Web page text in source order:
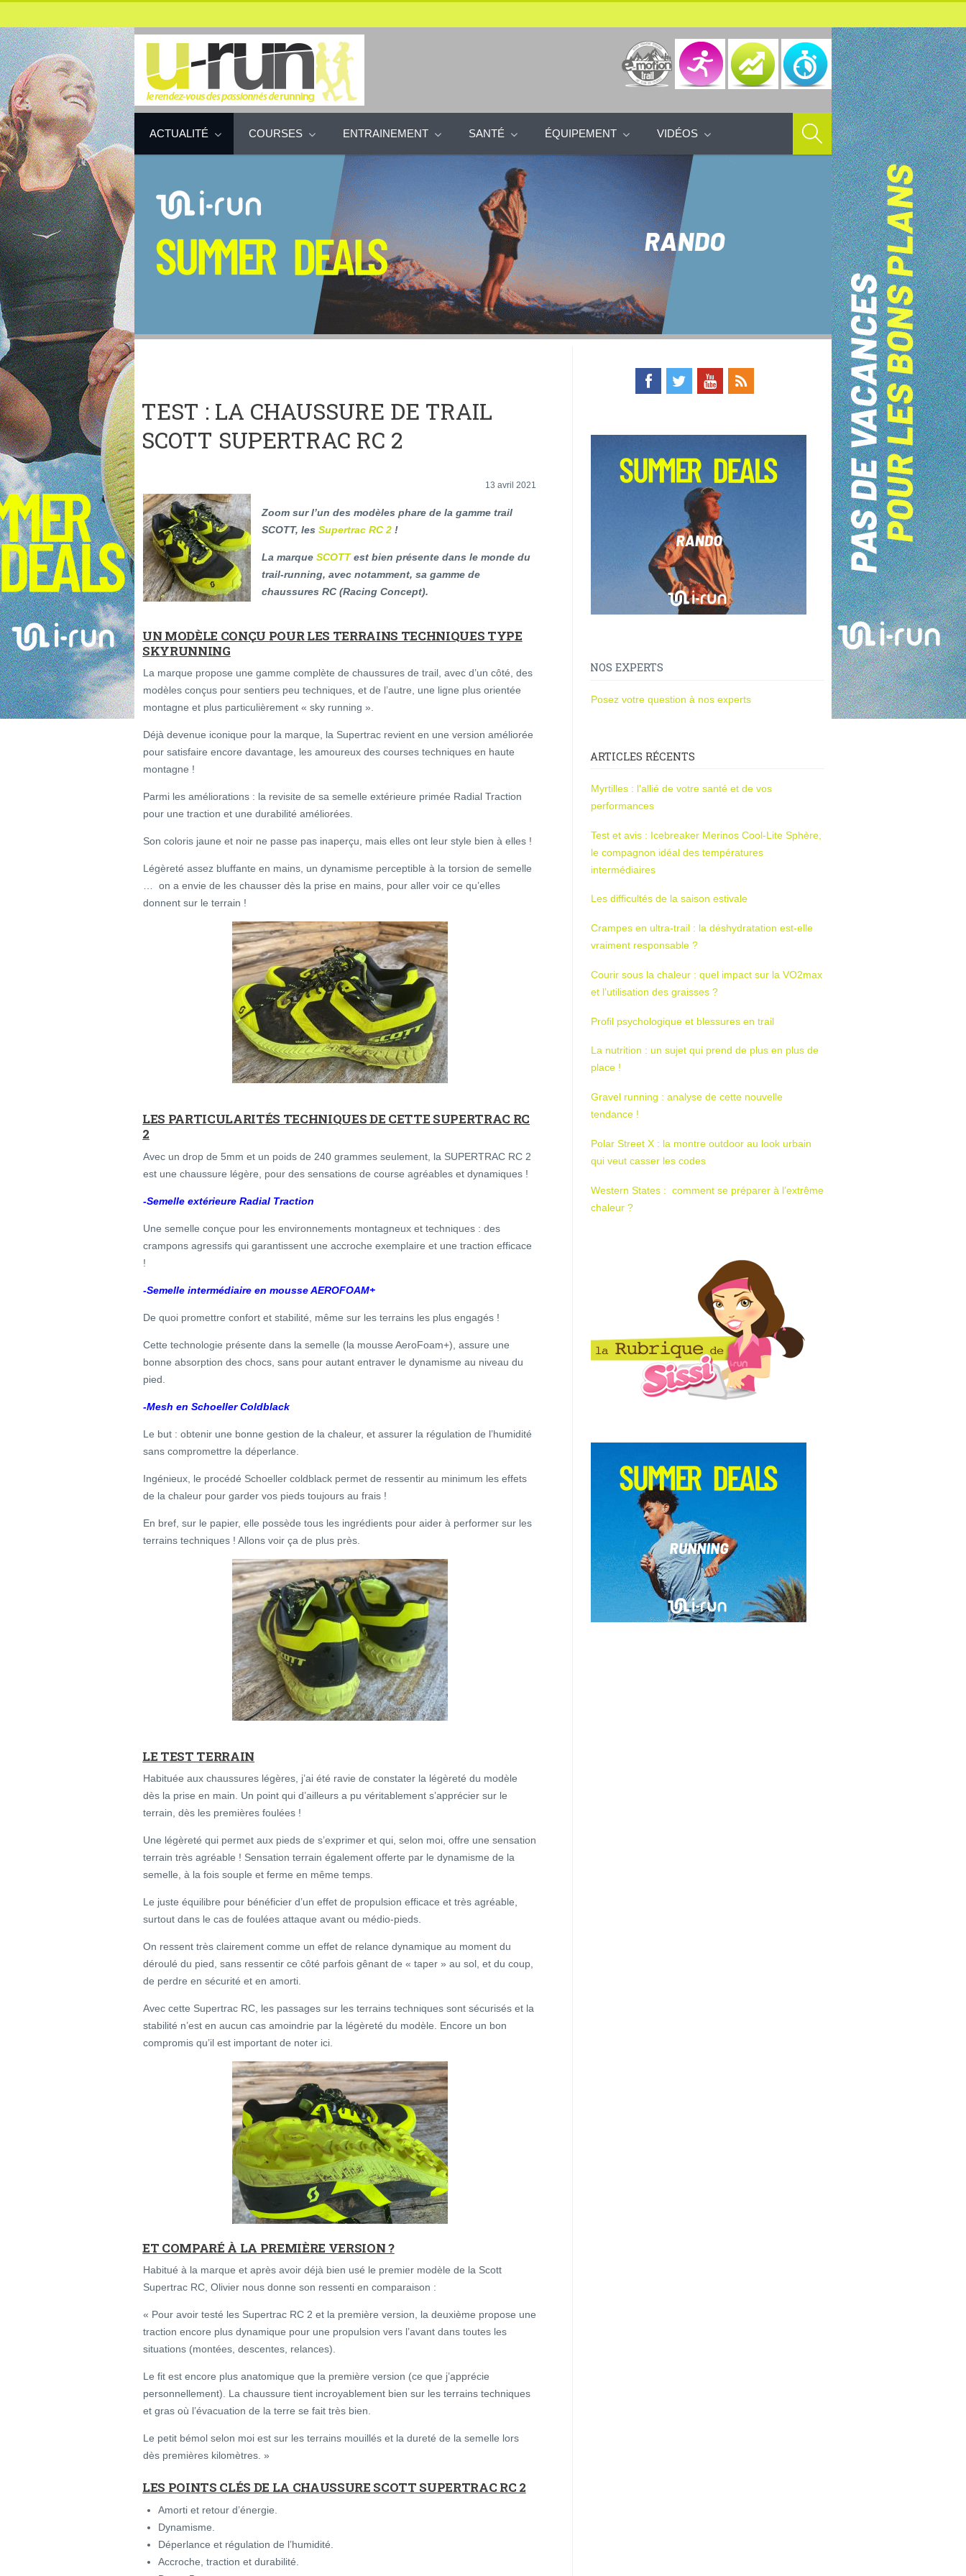
ACTUALITÉ COURSES ENTRAINEMENT SANTÉ ÉQUIPEMENT VIDÉOS
TEST : LA CHAUSSURE DE TRAIL
SCOTT SUPERTRAC RC 2
13 avril 2021
Zoom sur l’un des modèles phare de la gamme trail
SCOTT, les Supertrac RC 2 !
La marque SCOTTest bien présente dans le monde du
trail-running, avec notamment, sa gamme de
chaussures RC (Racing Concept).
UN MODÈLE CONÇU POUR LES TERRAINS TECHNIQUES TYPE
SKYRUNNING
La marque propose une gamme complète de chaussures de trail, avec d’un côté, des
modèles conçus pour sentiers peu techniques, et de l’autre, une ligne plus orientée
montagne et plus particulièrement « sky running ».
Déjà devenue iconique pour la marque, la Supertrac revient en une version améliorée
pour satisfaire encore davantage, les amoureux des courses techniques en haute
montagne !
Parmi les améliorations : la revisite de sa semelle extérieure primée Radial Traction
pour une traction et une durabilité améliorées.
Son coloris jaune et noir ne passe pas inaperçu, mais elles ont leur style bien à elles !
Légèreté assez bluffante en mains, un dynamisme perceptible à la torsion de semelle
… on a envie de les chausser dès la prise en mains, pour aller voir ce qu’elles
donnent sur le terrain !
LES PARTICULARITÉS TECHNIQUES DE CETTE SUPERTRAC RC
2
Avec un drop de 5mm et un poids de 240 grammes seulement, la SUPERTRAC RC 2
est une chaussure légère, pour des sensations de course agréables et dynamiques !
-Semelle extérieure Radial Traction
Une semelle conçue pour les environnements montagneux et techniques : des
crampons agressifs qui garantissent une accroche exemplaire et une traction efficace
!
-Semelle intermédiaire en mousse AEROFOAM+
De quoi promettre confort et stabilité, même sur les terrains les plus engagés !
Cette technologie présente dans la semelle (la mousse AeroFoam+), assure une
bonne absorption des chocs, sans pour autant entraver le dynamisme au niveau du
pied.
-Mesh en Schoeller Coldblack
Le but : obtenir une bonne gestion de la chaleur, et assurer la régulation de l’humidité
sans compromettre la déperlance.
Ingénieux, le procédé Schoeller coldblack permet de ressentir au minimum les effets
de la chaleur pour garder vos pieds toujours au frais !
En bref, sur le papier, elle possède tous les ingrédients pour aider à performer sur les
terrains techniques ! Allons voir ça de plus près.
LE TEST TERRAIN
Habituée aux chaussures légères, j’ai été ravie de constater la légèreté du modèle
dès la prise en main. Un point qui d’ailleurs a pu véritablement s’apprécier sur le
terrain, dès les premières foulées !
Une légèreté qui permet aux pieds de s’exprimer et qui, selon moi, offre une sensation
terrain très agréable ! Sensation terrain également offerte par le dynamisme de la
semelle, à la fois souple et ferme en même temps.
Le juste équilibre pour bénéficier d’un effet de propulsion efficace et très agréable,
surtout dans le cas de foulées attaque avant ou médio-pieds.
On ressent très clairement comme un effet de relance dynamique au moment du
déroulé du pied, sans ressentir ce côté parfois gênant de « taper » au sol, et du coup,
de perdre en sécurité et en amorti.
Avec cette Supertrac RC, les passages sur les terrains techniques sont sécurisés et la
stabilité n’est en aucun cas amoindrie par la légèreté du modèle. Encore un bon
compromis qu’il est important de noter ici.
ET COMPARÉ À LA PREMIÈRE VERSION ?
Habitué à la marque et après avoir déjà bien usé le premier modèle de la Scott
Supertrac RC, Olivier nous donne son ressenti en comparaison :
« Pour avoir testé les Supertrac RC 2 et la première version, la deuxième propose une
traction encore plus dynamique pour une propulsion vers l’avant dans toutes les
situations (montées, descentes, relances).
Le fit est encore plus anatomique que la première version (ce que j’apprécie
personnellement). La chaussure tient incroyablement bien sur les terrains techniques
et gras où l’évacuation de la terre se fait très bien.
Le petit bémol selon moi est sur les terrains mouillés et la dureté de la semelle lors
dès premières kilomètres. »
LES POINTS CLÉS DE LA CHAUSSURE SCOTT SUPERTRAC RC 2
Amorti et retour d’énergie.
Dynamisme.
Déperlance et régulation de l’humidité.
Accroche, traction et durabilité.
NOS EXPERTS
Posez votre question à nos experts
ARTICLES RÉCENTS
Myrtilles : l’allié de votre santé et de vos
performances
Test et avis : Icebreaker Merinos Cool-Lite Sphère,
le compagnon idéal des températures
intermédiaires
Les difficultés de la saison estivale
Crampes en ultra-trail : la déshydratation est-elle
vraiment responsable ?
Courir sous la chaleur : quel impact sur la VO2max
et l’utilisation des graisses ?
Profil psychologique et blessures en trail
La nutrition : un sujet qui prend de plus en plus de
place !
Gravel running : analyse de cette nouvelle
tendance !
Polar Street X : la montre outdoor au look urbain
qui veut casser les codes
Western States : comment se préparer à l’extrême
chaleur ?